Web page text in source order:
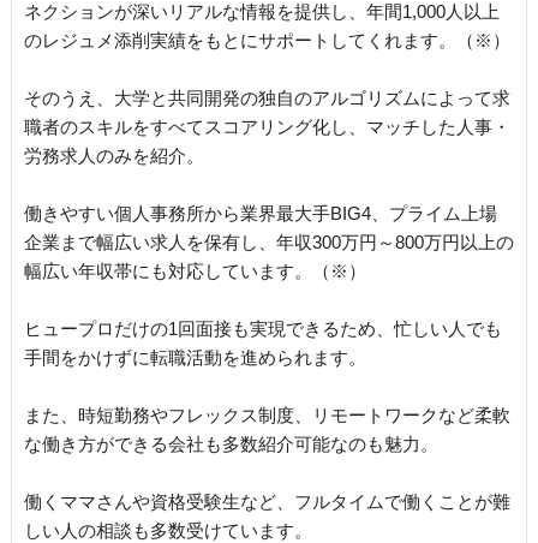
ネクションが深いリアルな情報を提供し、年間1,000人以上
のレジュメ添削実績をもとにサポートしてくれます。（※）
そのうえ、大学と共同開発の独自のアルゴリズムによって求
職者のスキルをすべてスコアリング化し、マッチした人事・
労務求人のみを紹介。
働きやすい個人事務所から業界最大手BIG4、プライム上場
企業まで幅広い求人を保有し、年収300万円～800万円以上の
幅広い年収帯にも対応しています。（※）
ヒュープロだけの1回面接も実現できるため、忙しい人でも
手間をかけずに転職活動を進められます。
また、時短勤務やフレックス制度、リモートワークなど柔軟
な働き方ができる会社も多数紹介可能なのも魅力。
働くママさんや資格受験生など、フルタイムで働くことが難
しい人の相談も多数受けています。